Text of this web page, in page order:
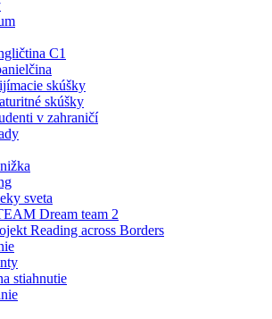
C1
skúšky
skúšky
v zahraničí
sveta
Dream team 2
Reading across Borders
stiahnutie